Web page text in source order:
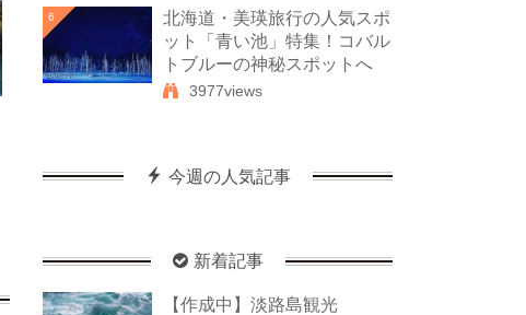
6
北海道・美瑛旅行の人気スポ
ット「青い池」特集！コバル
トブルーの神秘スポットへ
3977views
今週の人気記事
新着記事
【作成中】淡路島観光